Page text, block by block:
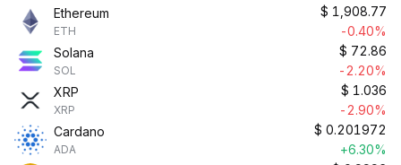
Ethereum
ETH
$ 1,908.77
-0.40%
Solana
SOL
$ 72.86
-2.20%
XRP
XRP
$ 1.036
-2.90%
Cardano
ADA
$ 0.201972
+6.30%